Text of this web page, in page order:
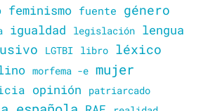
feminismo fuente
género
igualdad legislación lengua
LGTBI libro léxico
morfema -e mujer
opinión patriarcado